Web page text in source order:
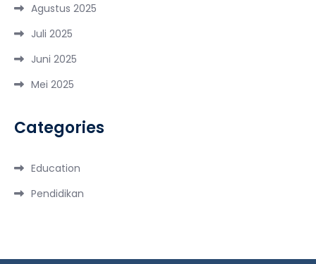
Agustus 2025
Juli 2025
Juni 2025
Mei 2025
Categories
Education
Pendidikan